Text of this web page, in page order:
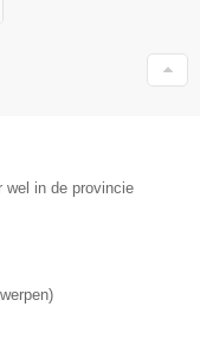
wel in de provincie
)